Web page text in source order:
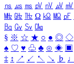
㎱ ㎲ ㎳ ㎴ ㎵ ㎶ ㎷
㎒ ㎓ ㎔ Ω ㏀ ㏁ ㎊
㏃ ㏉ ㏜ ㏆
§ ※ ☆ ★ ○ ● ◎ ◇
♠ ♡ ♥ ♧ ♣ ⊙ ◈ ▣
‡ ↕ ↗ ↙ ↖ ↘ ♭ ♩